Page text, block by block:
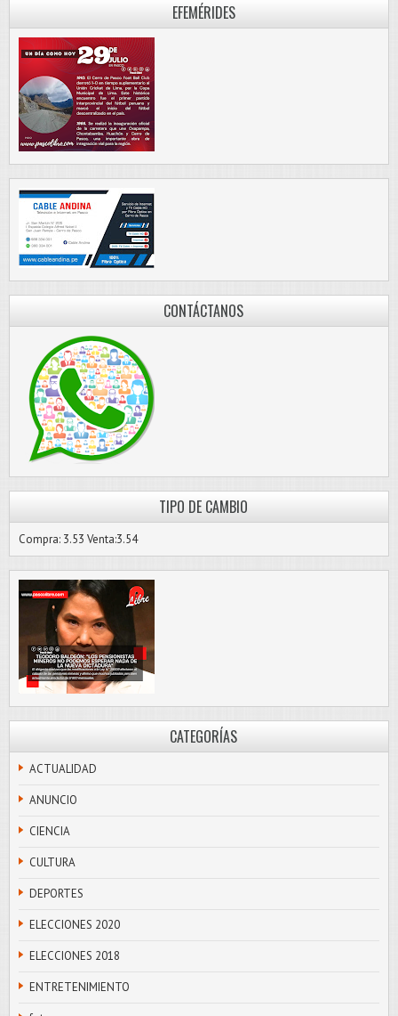
EFEMÉRIDES
CONTÁCTANOS
TIPO DE CAMBIO
Compra: 3.53 Venta:3.54
CATEGORÍAS
ACTUALIDAD
ANUNCIO
CIENCIA
CULTURA
DEPORTES
ELECCIONES 2020
ELECCIONES 2018
ENTRETENIMIENTO